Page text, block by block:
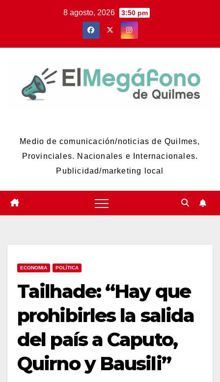
8 agosto, 2026 3:50 pm
Medio de comunicación/noticias de Quilmes,
Provinciales. Nacionales e Internacionales.
Publicidad/marketing local
ECONOMIA POLÍTICA
Tailhade: “Hay que
prohibirles la salida
del país a Caputo,
Quirno y Bausili”